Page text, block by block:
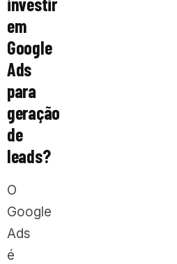
em
Google
Ads
para
geração
de
leads?
O
Google
Ads
é